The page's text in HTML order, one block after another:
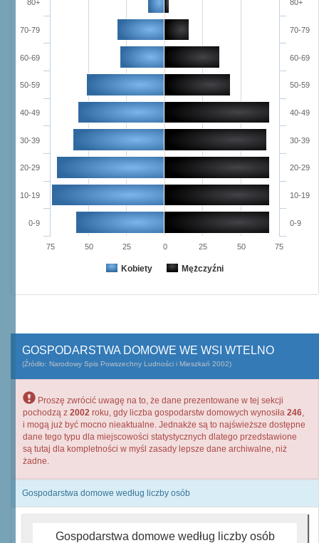
Kobiety Mężczyźni
0-9
10-19
20-29
30-39
40-49
50-59
60-69
70-79
80+
0-9
10-19
20-29
30-39
40-49
50-59
60-69
70-79
80+
75 50 25 0 25 50 75
GOSPODARSTWA DOMOWE WE WSI WTELNO
(Źródło: Narodowy Spis Powszechny Ludności i Mieszkań 2002)
Proszę zwrócić uwagę na to, że dane prezentowane w tej sekcji
pochodzą z 2002 roku, gdy liczba gospodarstw domowych wynosiła 246,
i mogą już być mocno nieaktualne. Jednakże są to najświeższe dostępne
dane tego typu dla miejscowości statystycznych dlatego przedstawione
są tutaj dla kompletności w myśl zasady lepsze dane archiwalne, niż
żadne.
Gospodarstwa domowe według liczby osób
Gospodarstwa domowe według liczby osób